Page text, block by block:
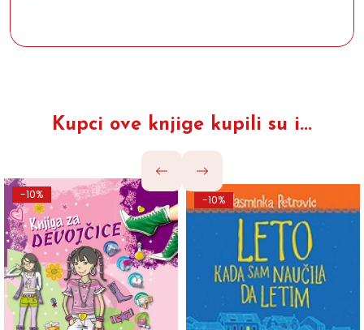
Kupci ove knjige kupili su i...
-10% -10%